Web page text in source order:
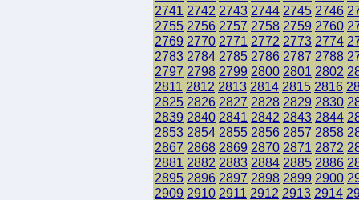
2741 2742 2743 2744 2745 2746
2755 2756 2757 2758 2759 2760
2769 2770 2771 2772 2773 2774
2783 2784 2785 2786 2787 2788
2797 2798 2799 2800 2801 2802
2811 2812 2813 2814 2815 2816
2825 2826 2827 2828 2829 2830
2839 2840 2841 2842 2843 2844
2853 2854 2855 2856 2857 2858
2867 2868 2869 2870 2871 2872
2881 2882 2883 2884 2885 2886
2895 2896 2897 2898 2899 2900
2909 2910 2911 2912 2913 2914